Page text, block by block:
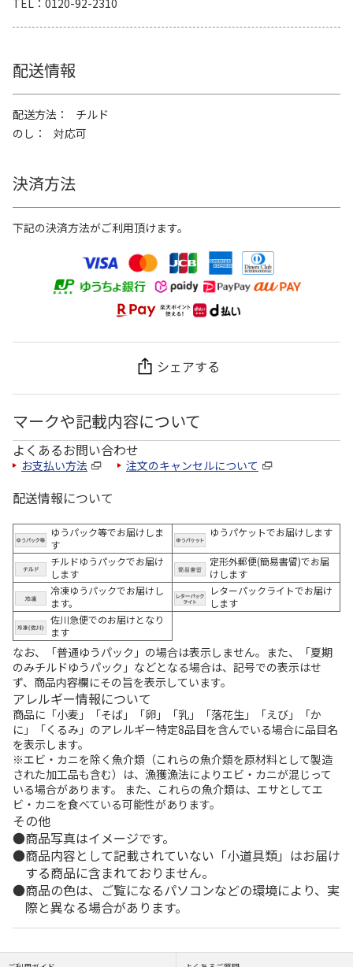
TEL
0120-92-2310
配送情報
配送方法
チルド
のし
対応可
決済方法
下記の決済方法がご利用頂けます。
シェアする
マークや記載内容について
よくあるお問い合わせ
お支払い方法 注文のキャンセルについて
配送情報について
ゆうパック等でお届けしま
す
ゆうパケットでお届けします
チルドゆうパックでお届け
します
定形外郵便(簡易書留)でお届
けします
冷凍ゆうパックでお届けし
ます。
レターパックライトでお届け
します
佐川急便でのお届けとなり
ます
なお、「普通ゆうパック」の場合は表示しません。また、「夏期
のみチルドゆうパック」などとなる場合は、記号での表示はせ
ず、商品内容欄にその旨を表示しています。
アレルギー情報について
商品に「小麦」「そば」「卵」「乳」「落花生」「えび」「か
に」「くるみ」のアレルギー特定8品目を含んでいる場合に品目名
を表示します。
※エビ・カニを除く魚介類（これらの魚介類を原材料として製造
された加工品も含む）は、漁獲漁法によりエビ・カニが混じって
いる場合があります。 また、これらの魚介類は、エサとしてエ
ビ・カニを食べている可能性があります。
その他
商品写真はイメージです。
商品内容として記載されていない「小道具類」はお届け
する商品に含まれておりません。
商品の色は、ご覧になるパソコンなどの環境により、実
際と異なる場合があります。